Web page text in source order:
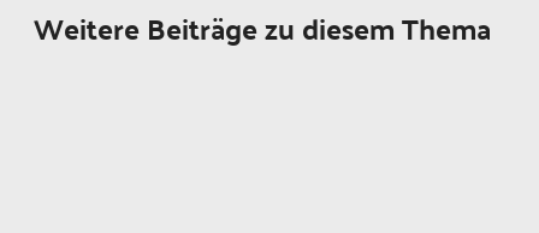
Weitere Beiträge zu diesem Thema